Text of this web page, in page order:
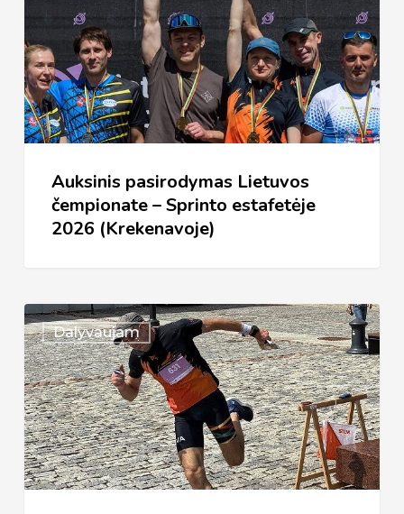
Lietuvos
čempionate
–
Sprinto
estafetėje
(Krekenavoje)
Auksinis pasirodymas Lietuvos
čempionate – Sprinto estafetėje
2026 (Krekenavoje)
Dalyvaujam
Lietuvos
čempionatas
–
Sprintas
2026
(Kėdainiai)